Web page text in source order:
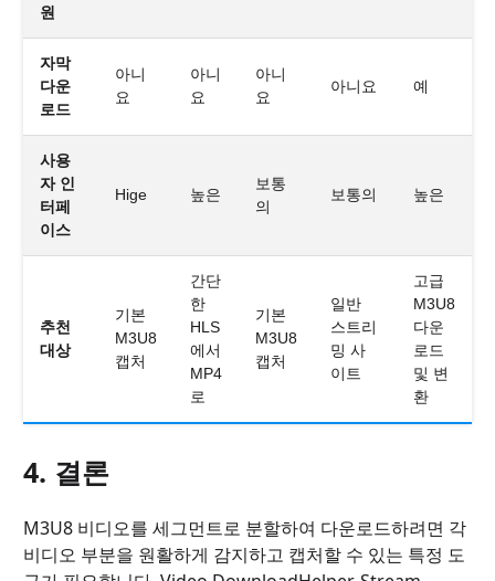
원
자막
다운
로드
아니
요
아니
요
아니
요
아니요 예
사용
자 인
터페
이스
Hige 높은
보통
의
보통의 높은
추천
대상
기본
M3U8
캡처
간단
한
HLS
에서
MP4
로
기본
M3U8
캡처
일반
스트리
밍 사
이트
고급
M3U8
다운
로드
및 변
환
4. 결론
M3U8 비디오를 세그먼트로 분할하여 다운로드하려면 각
비디오 부분을 원활하게 감지하고 캡처할 수 있는 특정 도